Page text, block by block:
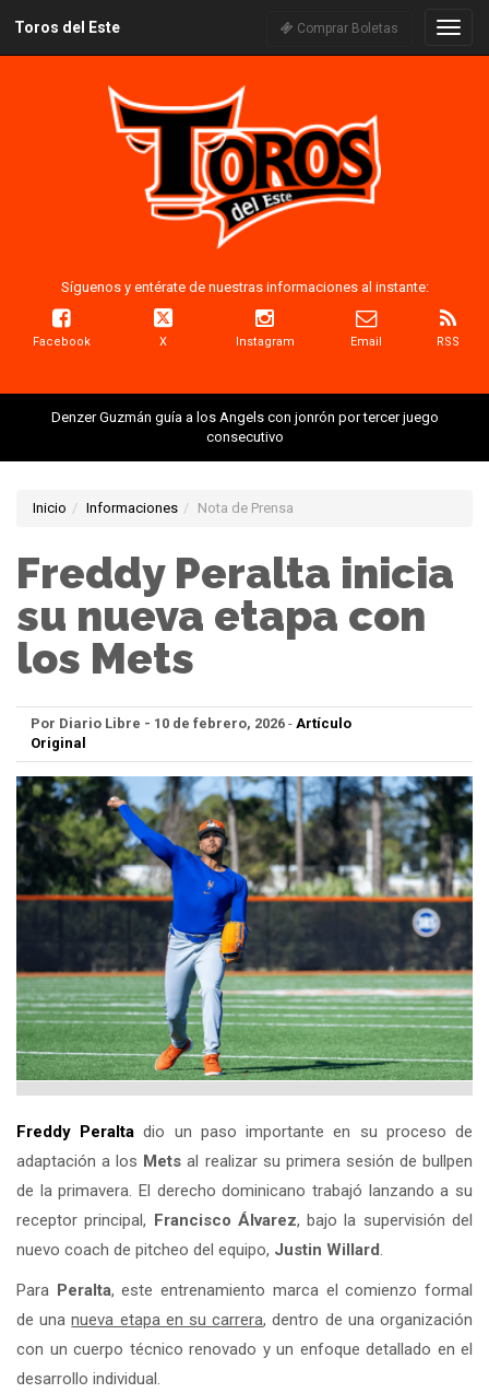
Toros del Este Comprar Boletas
Síguenos y entérate de nuestras informaciones al instante:
Facebook X Instagram Email RSS
Denzer Guzmán guía a los Angels con jonrón por tercer juego
consecutivo
Inicio Informaciones Nota de Prensa
Freddy Peralta inicia
su nueva etapa con
los Mets
Por Diario Libre - 10 de febrero, 2026 - Artículo
Original
Freddy Peralta dio un paso importante en su proceso de
adaptación a los Mets al realizar su primera sesión de bullpen
de la primavera. El derecho dominicano trabajó lanzando a su
receptor principal,
Francisco Álvarez, bajo la supervisión del
nuevo coach de pitcheo del equipo, Justin Willard .
Para Peralta, este entrenamiento marca el comienzo formal
de unanueva etapa en su carrera, dentro de una organización
con un cuerpo técnico renovado y un enfoque detallado en el
desarrollo individual.